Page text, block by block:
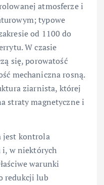
atmosferze i
typowe
od 1100 do
W czasie
się, porowatość
mechaniczna rosną.
ziarnista, której
straty magnetyczne i
jest kontrola
i, w niektórych
warunki
redukcji lub